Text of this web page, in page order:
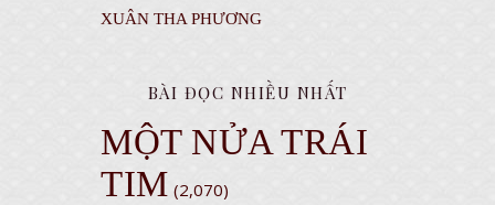
XUÂN THA PHƯƠNG
BÀI ĐỌC NHIỀU NHẤT
MỘT NỬA TRÁI
TIM (2,070)